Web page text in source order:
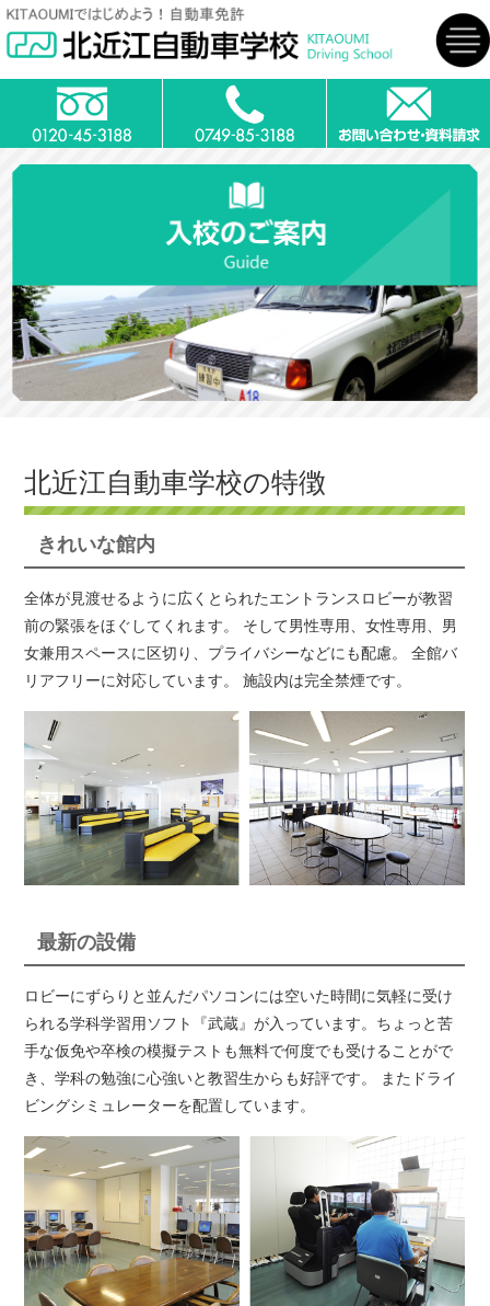
北近江自動車学校の特徴
きれいな館内
全体が見渡せるように広くとられたエントランスロビーが教習
前の緊張をほぐしてくれます。 そして男性専用、女性専用、男
女兼用スペースに区切り、プライバシーなどにも配慮。 全館バ
リアフリーに対応しています。 施設内は完全禁煙です。
最新の設備
ロビーにずらりと並んだパソコンには空いた時間に気軽に受け
られる学科学習用ソフト『武蔵』が入っています。ちょっと苦
手な仮免や卒検の模擬テストも無料で何度でも受けることがで
き、学科の勉強に心強いと教習生からも好評です。 またドライ
ビングシミュレーターを配置しています。